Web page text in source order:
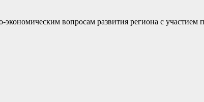
вопросам развития региона с участием